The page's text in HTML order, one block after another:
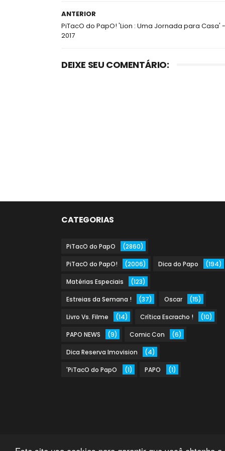
ANTERIOR
PiTacO do PapO! 'Lion : Uma Jornada para Casa' -
2017
DEIXE SEU COMENTÁRIO:
CATEGORIAS
PiTacO do PapO (2860)
PiTacO do PapO! (2006) Dica do Papo (194)
Matérias Especiais (123)
Estreias da Semana ! (37) Oscar (15)
Livro Vs. Filme (14) Crítica Escracho ! (10)
PAPO NEWS (9) Comic Con (6)
Dica Reserva Imovision (4)
'PiTacO do PapO (1) PAPO (1)